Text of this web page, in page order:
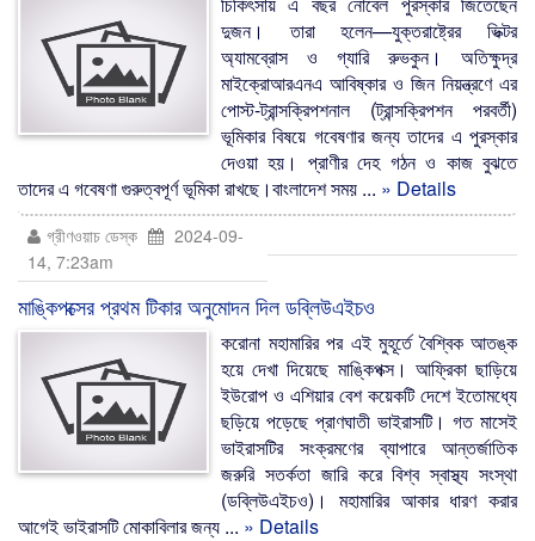
দুজন। তারা হলেন—যুক্তরাষ্ট্রের ভিক্টর
অ্যামব্রোস ও গ্যারি রুভকুন। অতিক্ষুদ্র
মাইক্রোআরএনএ আবিষ্কার ও জিন নিয়ন্ত্রণে এর
পোস্ট-ট্রান্সক্রিপশনাল (ট্রান্সক্রিপশন পরবর্তী)
ভূমিকার বিষয়ে গবেষণার জন্য তাদের এ পুরস্কার
দেওয়া হয়। প্রাণীর দেহ গঠন ও কাজ বুঝতে
তাদের এ গবেষণা গুরুত্বপূর্ণ ভূমিকা রাখছে।বাংলাদেশ সময় ... » Details
গ্রীণওয়াচ ডেস্ক
2024-09-
14, 7:23am
মাঙ্কিপক্সের প্রথম টিকার অনুমোদন দিল ডব্লিউএইচও
করোনা মহামারির পর এই মুহূর্তে বৈশ্বিক আতঙ্ক
হয়ে দেখা দিয়েছে মাঙ্কিপক্স। আফ্রিকা ছাড়িয়ে
ইউরোপ ও এশিয়ার বেশ কয়েকটি দেশে ইতোমধ্যে
ছড়িয়ে পড়েছে প্রাণঘাতী ভাইরাসটি। গত মাসেই
ভাইরাসটির সংক্রমণের ব্যাপারে আন্তর্জাতিক
জরুরি সতর্কতা জারি করে বিশ্ব স্বাস্থ্য সংস্থা
(ডব্লিউএইচও)। মহামারির আকার ধারণ করার
আগেই ভাইরাসটি মোকাবিলার জন্য ... » Details